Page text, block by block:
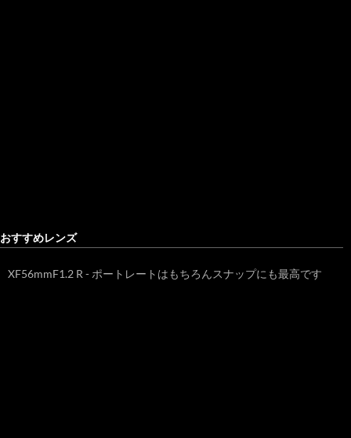
おすすめレンズ
XF56mmF1.2 R - ポートレートはもちろんスナップにも最高です